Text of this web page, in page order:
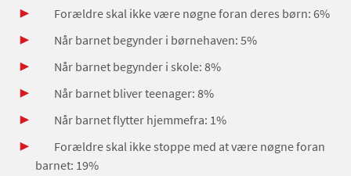
Forældre skal ikke være nøgne foran deres børn: 6%
Når barnet begynder i børnehaven: 5%
Når barnet begynder i skole: 8%
Når barnet bliver teenager: 8%
Når barnet flytter hjemmefra: 1%
Forældre skal ikke stoppe med at være nøgne foran
barnet: 19%